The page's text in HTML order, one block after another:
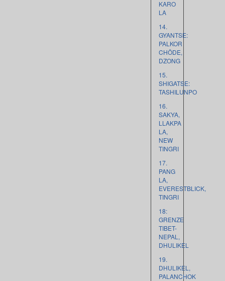
KARO
LA
14.
GYANTSE:
PALKOR
CHÖDE,
DZONG
15.
SHIGATSE:
TASHILUNPO
16.
SAKYA,
LLAKPA
LA,
NEW
TINGRI
17.
PANG
LA,
EVERESTBLICK,
TINGRI
18:
GRENZE
TIBET-
NEPAL,
DHULIKEL
19.
DHULIKEL,
PALANCHOK